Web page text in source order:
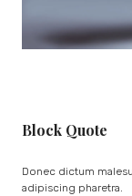
Block Quote
Donec dictum
adipiscing pharetra.